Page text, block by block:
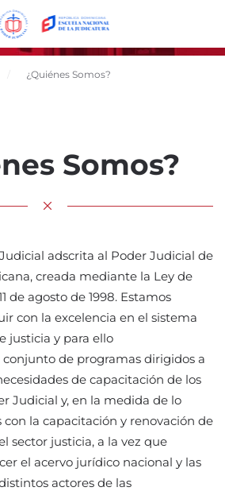
¿Quiénes Somos?
Somos?
adscrita al Poder Judicial de
creada mediante la Ley de
de agosto de 1998. Estamos
con la excelencia en el sistema
justicia y para ello
de programas dirigidos a
de capacitación de los
Judicial y, en la medida de lo
con la capacitación y renovación de
sector justicia, a la vez que
el acervo jurídico nacional y las
actores de las